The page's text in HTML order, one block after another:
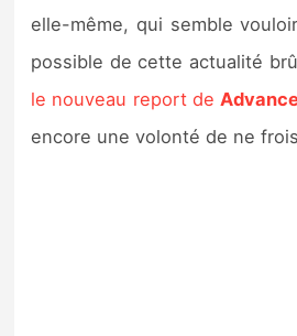
elle-même, qui semble
possible de cette actualité
le nouveau report de
encore une volonté de ne